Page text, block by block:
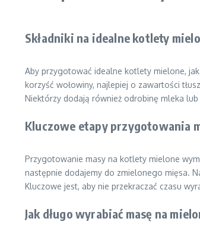
Składniki na idealne kotlety
Aby przygotować idealne kotlety mielone,
korzyść wołowiny, najlepiej o zawartości
Niektórzy dodają również odrobinę mleka
Kluczowe etapy przygotowania
Przygotowanie masy na kotlety mielone
następnie dodajemy do zmielonego mięsa.
Kluczowe jest, aby nie przekraczać czasu
Jak długo wyrabiać masę na